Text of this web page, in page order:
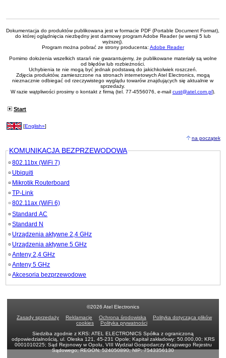
Dokumentacja do produktów publikowana jest w formacie PDF (Portable Document Format),
do której oglądnięcia niezbędny jest darmowy program Adobe Reader (w wersji 5 lub
wyższej).
Program można pobrać ze strony producenta: Adobe Reader
Pomimo dołożenia wszelkich starań nie gwarantujemy, że publikowane materiały są wolne
od błędów lub rozbieżności.
Uchybienia te nie mogą być jednak podstawą do jakichkolwiek roszczeń.
Zdjęcia produktów, zamieszczone na stronach internetowych Atel Electronics, mogą
nieznacznie odbiegać od rzeczywistego wyglądu towarów znajdujących się aktualnie w
sprzedaży.
W razie wątpliwości prosimy o kontakt z firmą (tel. 77-4556076, e-mail cust@atel.com.pl).
Start
[English»]
na początek
KOMUNIKACJA BEZPRZEWODOWA
802.11bx (WiFi 7)
Ubiquiti
Mikrotik Routerboard
TP-Link
802.11ax (WiFi 6)
Standard AC
Standard N
Urządzenia aktywne 2,4 GHz
Urządzenia aktywne 5 GHz
Anteny 2,4 GHz
Anteny 5 GHz
Akcesoria bezprzewodowe
©2026 Atel Electronics
Zasady sprzedaży
Reklamacje Ochrona środowiska
Polityka dotycząca plików
cookies
Polityka prywatności
Siedziba zgodnie z KRS: ATEL ELECTRONICS Spółka z ograniczoną
odpowiedzialnością, ul. Oleska 121, 45-231 Opole; Kapitał zakładowy: 50.000,00; KRS
0001010225; Sąd Rejonowy w Opolu, VIII Wydział Gospodarczy Krajowego Rejestru
Sądowego; REGON: 524050890; NIP: 7543356130